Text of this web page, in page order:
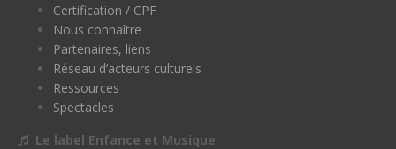
Certification / CPF
Nous connaître
Partenaires, liens
Réseau d’acteurs culturels
Ressources
Spectacles
Le label Enfance et Musique